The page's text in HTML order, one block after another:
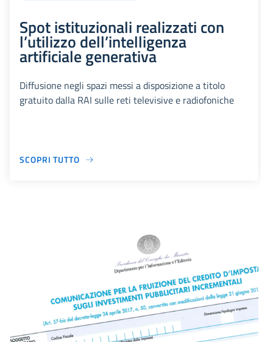
Spot istituzionali realizzati con
l’utilizzo dell’intelligenza
artificiale generativa
Diffusione negli spazi messi a disposizione a titolo
gratuito dalla RAI sulle reti televisive e radiofoniche
SCOPRI TUTTO